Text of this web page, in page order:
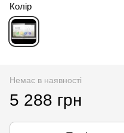
Колір
Немає в наявності
5 288 грн